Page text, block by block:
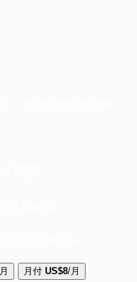
月付 US$8/月